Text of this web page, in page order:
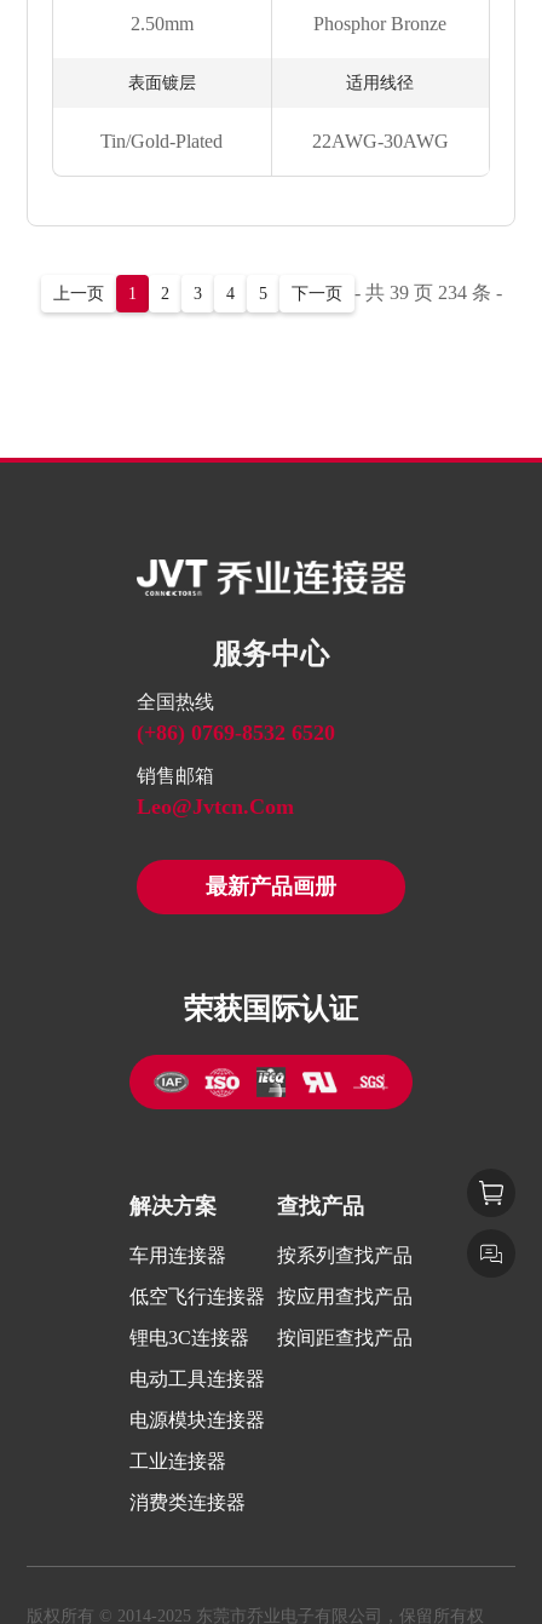
2.50mm Phosphor Bronze
表面镀层
Tin/Gold-Plated
适用线径
22AWG-30AWG
上一页 1 2 3 4 5 下一页 - 共 39 页 234 条 -
服务中心
全国热线
(+86) 0769-8532 6520
销售邮箱
Leo@jvtcn.com
最新产品画册
解决方案
车用连接器
低空飞行连接器
锂电3C连接器
电动工具连接器
电源模块连接器
工业连接器
消费类连接器
查找产品
按系列查找产品
按应用查找产品
按间距查找产品
荣获国际认证
版权所有 © 2014-2025 东莞市乔业电子有限公司，保留所有权